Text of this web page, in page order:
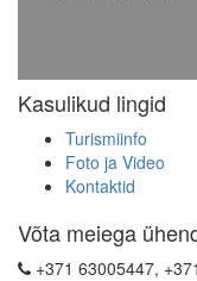
Kasulikud lingid
Turismiinfo
Foto ja Video
Kontaktid
Võta meiega
+371 63005447,